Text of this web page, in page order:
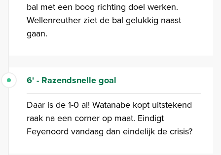
bal met een boog richting doel werken.
Wellenreuther ziet de bal gelukkig naast
gaan.
6' - Razendsnelle goal
Daar is de 1-0 al! Watanabe kopt uitstekend
raak na een corner op maat. Eindigt
Feyenoord vandaag dan eindelijk de crisis?